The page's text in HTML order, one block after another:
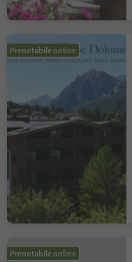
Prenotabile online
Prenotabile online